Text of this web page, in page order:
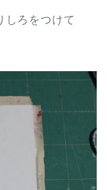
しろをつけて